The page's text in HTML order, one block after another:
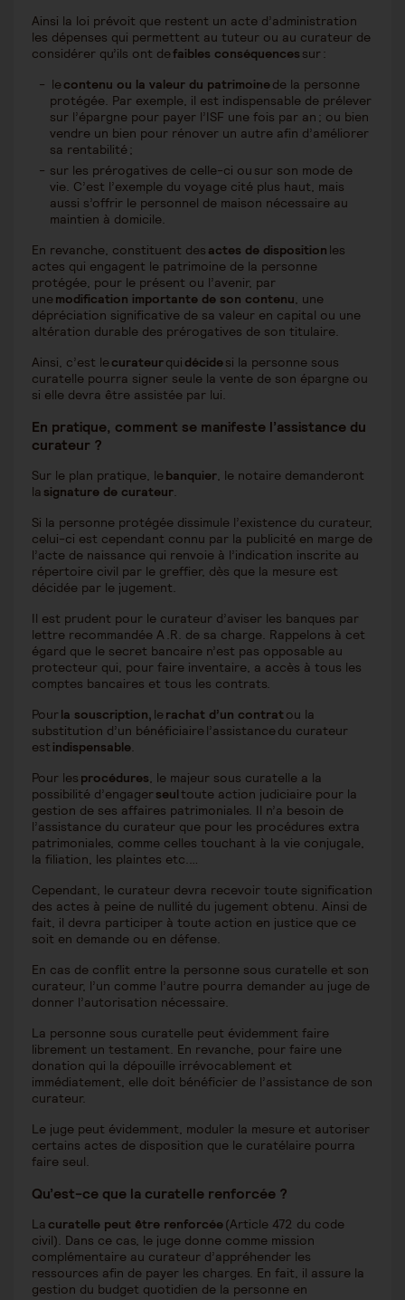
Ainsi la loi prévoit que restent un acte d’administration
les dépenses qui permettent au tuteur ou au curateur de
considérer qu’ils ont defaibles conséquences sur :
lecontenu ou la valeur du patrimoinede la personne
protégée. Par exemple, il est indispensable de prélever
sur l’épargne pour payer l’ISF une fois par an ; ou bien
vendre un bien pour rénover un autre afin d’améliorer
sa rentabilité ;
sur les prérogatives de celle-ci ou sur son mode de
vie. C’est l’exemple du voyage cité plus haut, mais
aussi s’offrir le personnel de maison nécessaire au
maintien à domicile.
En revanche, constituent des actes de disposition les
actes qui engagent le patrimoine de la personne
protégée, pour le présent ou l’avenir, par
unemodification importante de son contenu, une
dépréciation significative de sa valeur en capital ou une
altération durable des prérogatives de son titulaire.
Ainsi, c’est lecurateurqui décidesi la personne sous
curatelle pourra signer seule la vente de son épargne ou
si elle devra être assistée par lui.
En pratique, comment se manifeste l’assistance du
curateur ?
Sur le plan pratique, lebanquier, le notaire demanderont
la signature de curateur.
Si la personne protégée dissimule l’existence du curateur,
celui-ci est cependant connu par la publicité en marge de
l’acte de naissance qui renvoie à l’indication inscrite au
répertoire civil par le greffier, dès que la mesure est
décidée par le jugement.
Il est prudent pour le curateur d’aviser les banques par
lettre recommandée A .R. de sa charge. Rappelons à cet
égard que le secret bancaire n’est pas opposable au
protecteur qui, pour faire inventaire, a accès à tous les
comptes bancaires et tous les contrats.
Pourla souscription, lerachat d’un contratou la
substitution d’un bénéficiaire l’assistance du curateur
est indispensable.
Pour les procédures, le majeur sous curatelle a la
possibilité d’engagerseultoute action judiciaire pour la
gestion de ses affaires patrimoniales. Il n’a besoin de
l’assistance du curateur que pour les procédures extra
patrimoniales, comme celles touchant à la vie conjugale,
la filiation, les plaintes etc.…
Cependant, le curateur devra recevoir toute signification
des actes à peine de nullité du jugement obtenu. Ainsi de
fait, il devra participer à toute action en justice que ce
soit en demande ou en défense.
En cas de conflit entre la personne sous curatelle et son
curateur, l’un comme l’autre pourra demander au juge de
donner l’autorisation nécessaire.
La personne sous curatelle peut évidemment faire
librement un testament. En revanche, pour faire une
donation qui la dépouille irrévocablement et
immédiatement, elle doit bénéficier de l’assistance de son
curateur.
Le juge peut évidemment, moduler la mesure et autoriser
certains actes de disposition que le curatélaire pourra
faire seul.
Qu’est-ce que la curatelle renforcée ?
La curatelle peut être renforcée(Article 472 du code
civil). Dans ce cas, le juge donne comme mission
complémentaire au curateur d’appréhender les
ressources afin de payer les charges. En fait, il assure la
gestion du budget quotidien de la personne en